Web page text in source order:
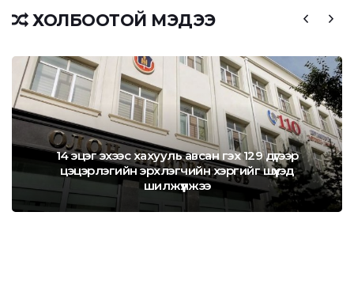
ХОЛБООТОЙ МЭДЭЭ
14 эцэг эхээс хахууль авсан гэх 129 дүгээр
цэцэрлэгийн эрхлэгчийн хэргийг шүүхэд
шилжүүлжээ